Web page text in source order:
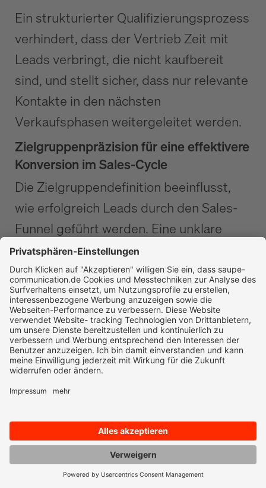
Ein strukturierter Qualifizierungsprozess
verhindert, dass der Vertrieb Zeit mit
Leads verbringt, die nicht kaufbereit
sind, und stellt sicher, dass nur relevante
Kontakte in den nächsten
Verkaufsphasen weitergeleitet werden.
Zielgruppenpräzision für eine effektivere
Konversion im Sales-Cycle
Die Zielgruppendefinition beeinflusst,
wie erfolgreich Leads durch den Sales-
Funnel geführt werden. Eine unklare
Ansprache führt zu hohen
Absprungraten, während eine präzise
Zielgruppenstrategie den
Verkaufsprozess beschleunigt.
✔️ In der Awareness-Phasesollten Buyer
Personas definiert werden, um
sicherzustellen, dass
Marketingkampagnen gezielt auf
Entscheider in der richtigen Branche und
Unternehmensgröße ausgerichtet sind.
✔️ Während der Angebots- und